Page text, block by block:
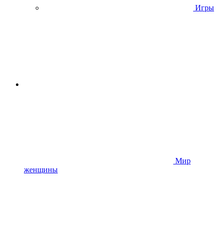
Игры
Мир
женщины